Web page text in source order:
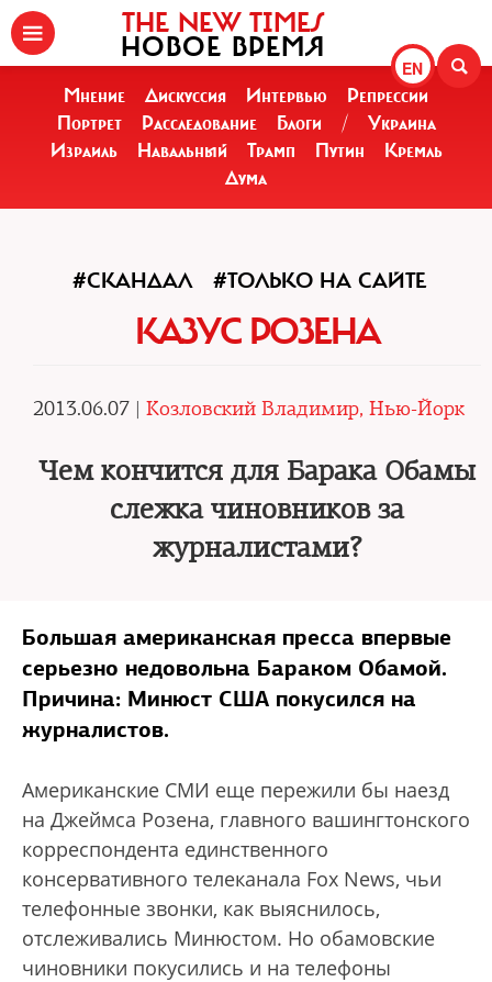
EN
THE NEW TIMES
НОВОЕ ВРЕМЯ
Мнение Дискуссия Интервью
Репрессии
Портрет
Расследование Блоги /
Украина
Израиль
Навальный Трамп Путин
Кремль
Дума
#СКАНДАЛ #ТОЛЬКО НА САЙТЕ
КАЗУС РОЗЕНА
2013.06.07 | Козловский Владимир, Нью-Йорк
Чем кончится для Барака Обамы
слежка чиновников за
журналистами?
Большая американская пресса впервые
серьезно недовольна Бараком Обамой.
Причина: Минюст США покусился на
журналистов.
Американские СМИ еще пережили бы наезд
на Джеймса Розена, главного вашингтонского
корреспондента единственного
консервативного телеканала Fox News, чьи
телефонные звонки, как выяснилось,
отслеживались Минюстом. Но обамовские
чиновники покусились и на телефоны